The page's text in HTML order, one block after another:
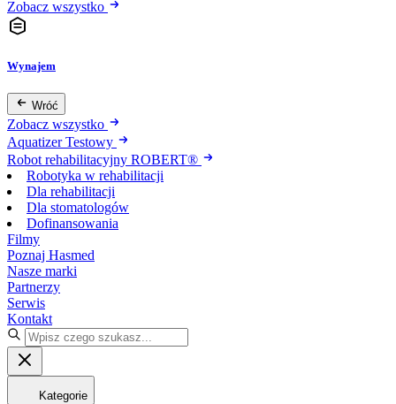
Zobacz wszystko
Wynajem
Wróć
Zobacz wszystko
Aquatizer Testowy
Robot rehabilitacyjny ROBERT®
Robotyka w rehabilitacji
Dla rehabilitacji
Dla stomatologów
Dofinansowania
Filmy
Poznaj Hasmed
Nasze marki
Partnerzy
Serwis
Kontakt
Kategorie